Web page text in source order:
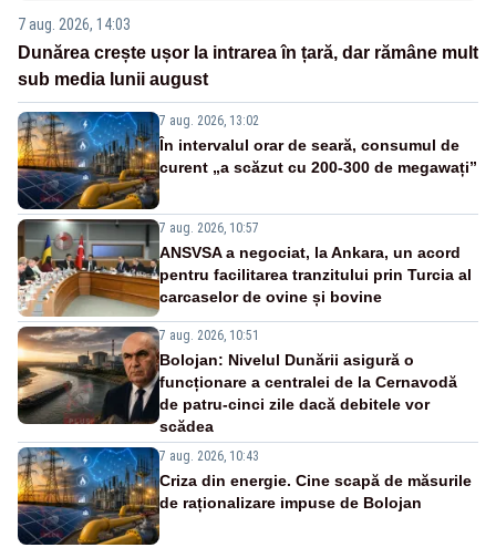
7 aug. 2026, 14:03
Dunărea crește ușor la intrarea în țară, dar rămâne mult
sub media lunii august
7 aug. 2026, 13:02
În intervalul orar de seară, consumul de
curent „a scăzut cu 200-300 de megawați”
7 aug. 2026, 10:57
ANSVSA a negociat, la Ankara, un acord
pentru facilitarea tranzitului prin Turcia al
carcaselor de ovine și bovine
7 aug. 2026, 10:51
Bolojan: Nivelul Dunării asigură o
funcționare a centralei de la Cernavodă
de patru-cinci zile dacă debitele vor
scădea
7 aug. 2026, 10:43
Criza din energie. Cine scapă de măsurile
de raționalizare impuse de Bolojan